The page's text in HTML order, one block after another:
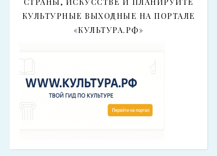
КУЛЬТУРНЫЕ ВЫХОДНЫЕ НА ПОРТАЛЕ
«КУЛЬТУРА.РФ»